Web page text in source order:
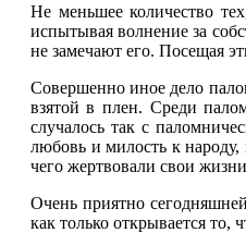
Не меньшее количество
испытывая волнение за
не замечают его. Посещая
Совершенно иное дело
взятой в плен. Среди
случалось так с
любовь и милость к
чего жертвовали свои
Очень приятно
как только открывается то,